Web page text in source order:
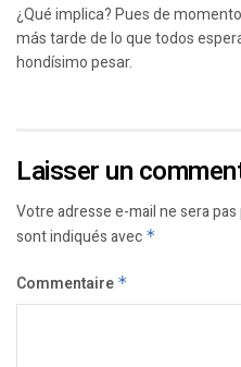
¿Qué implica? Pues de
más tarde de lo que todos
hondísimo pesar.
Laisser un
Votre adresse e-mail ne sera pas
sont indiqués avec *
Commentaire *